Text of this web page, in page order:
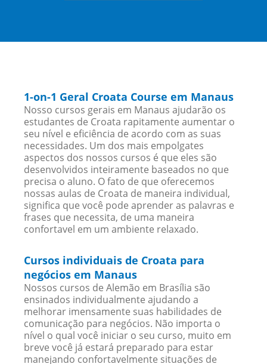
1-on-1 Geral Croata Course em Manaus
Nosso cursos gerais em Manaus ajudarão os
estudantes de Croata rapitamente aumentar o
seu nível e eficiência de acordo com as suas
necessidades. Um dos mais empolgates
aspectos dos nossos cursos é que eles são
desenvolvidos inteiramente baseados no que
precisa o aluno. O fato de que oferecemos
nossas aulas de Croata de maneira individual,
significa que você pode aprender as palavras e
frases que necessita, de uma maneira
confortavel em um ambiente relaxado.
Cursos individuais de Croata para
negócios em Manaus
Nossos cursos de Alemão em Brasília são
ensinados individualmente ajudando a
melhorar imensamente suas habilidades de
comunicação para negócios. Não importa o
nível o qual você iniciar o seu curso, muito em
breve você já estará preparado para estar
manejando confortavelmente situações de